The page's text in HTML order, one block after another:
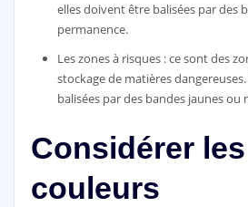
elles doivent être balisées par des
permanence.
Les zones à risques : ce sont des
stockage de matières
balisées par des bandes jaunes ou
Considérer les
couleurs